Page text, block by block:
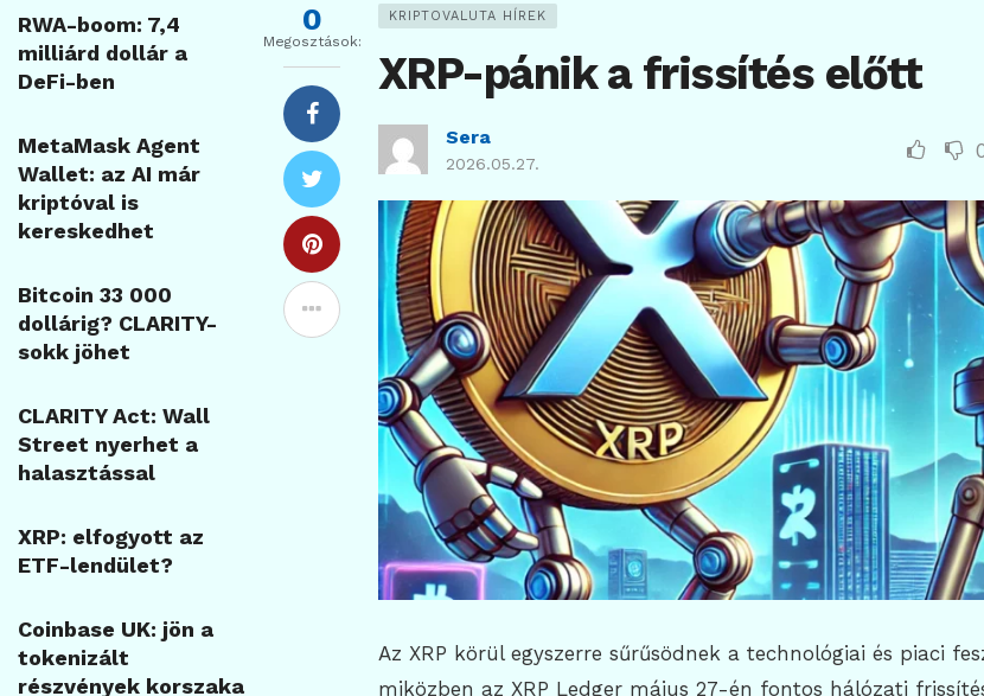
KRIPTOVALUTA HÍREK
XRP-pánik a frissítés előtt
Sera
2026.05.27.
0
Megosztások:
Az XRP körül egyszerre sűrűsödnek a technológiai és piaci
miközben az XRP Ledger május 27-én fontos hálózati
RWA-boom: 7,4
milliárd dollár a
DeFi-ben
MetaMask Agent
Wallet: az AI már
kriptóval is
kereskedhet
Bitcoin 33 000
dollárig? CLARITY-
sokk jöhet
CLARITY Act: Wall
Street nyerhet a
halasztással
XRP: elfogyott az
ETF-lendület?
Coinbase UK: jön a
tokenizált
részvények korszaka